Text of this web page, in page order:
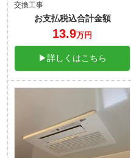
交換工事
お支払税込合計金額
13.9万円
▶詳しくはこちら